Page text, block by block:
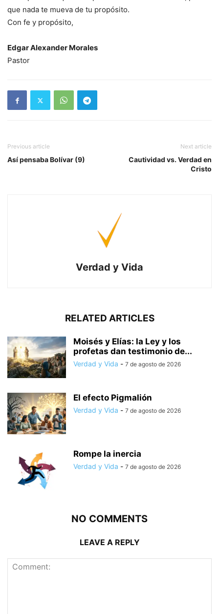
que nada te mueva de tu propósito.
Con fe y propósito,
Edgar Alexander Morales
Pastor
Previous article
Así pensaba Bolívar (9)
Next article
Cautividad vs. Verdad en
Cristo
Verdad y Vida
RELATED ARTICLES
Moisés y Elías: la Ley y los
profetas dan testimonio de...
Verdad y Vida - 7 de agosto de 2026
El efecto Pigmalión
Verdad y Vida - 7 de agosto de 2026
Rompe la inercia
Verdad y Vida - 7 de agosto de 2026
NO COMMENTS
LEAVE A REPLY